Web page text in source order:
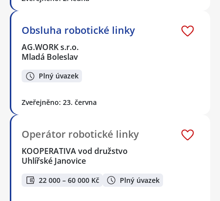
Obsluha robotické linky
AG.WORK s.r.o.
Mladá Boleslav
Plný úvazek
Zveřejněno: 23. června
Operátor robotické linky
KOOPERATIVA vod družstvo
Uhlířské Janovice
22 000 – 60 000 Kč Plný úvazek